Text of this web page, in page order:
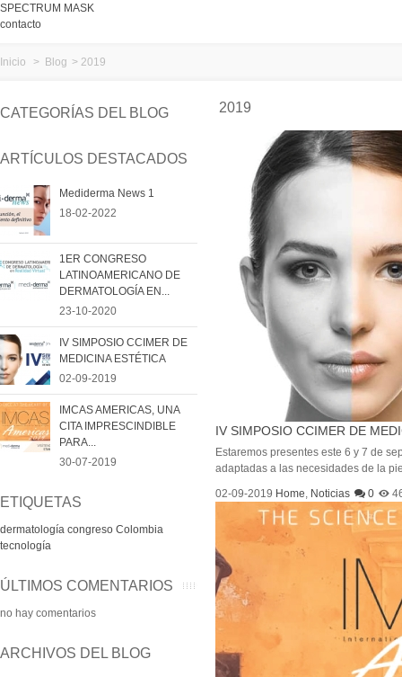
SPECTRUM MASK
contacto
Inicio > Blog > 2019
CATEGORÍAS DEL BLOG
ARTÍCULOS DESTACADOS
Mediderma News 1
18-02-2022
1ER CONGRESO
LATINOAMERICANO DE
DERMATOLOGÍA EN...
23-10-2020
IV SIMPOSIO CCIMER DE
MEDICINA ESTÉTICA
02-09-2019
IMCAS AMERICAS, UNA
CITA IMPRESCINDIBLE
PARA...
30-07-2019
ETIQUETAS
dermatología congreso Colombia
tecnología
ÚLTIMOS COMENTARIOS
no hay comentarios
ARCHIVOS DEL BLOG
2019
IV SIMPOSIO CCIMER DE
Estaremos presentes este 6 y 7 de
adaptadas a las necesidades de la
02-09-2019 Home, Noticias 0